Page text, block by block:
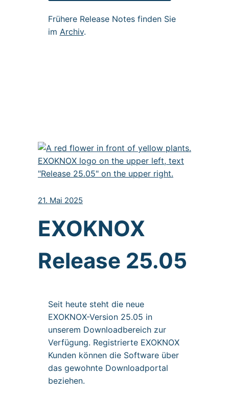
Frühere Release Notes finden Sie
im Archiv.
21. Mai 2025
EXOKNOX
Release 25.05
Seit heute steht die neue
EXOKNOX-Version 25.05 in
unserem Downloadbereich zur
Verfügung. Registrierte EXOKNOX
Kunden können die Software über
das gewohnte Downloadportal
beziehen.